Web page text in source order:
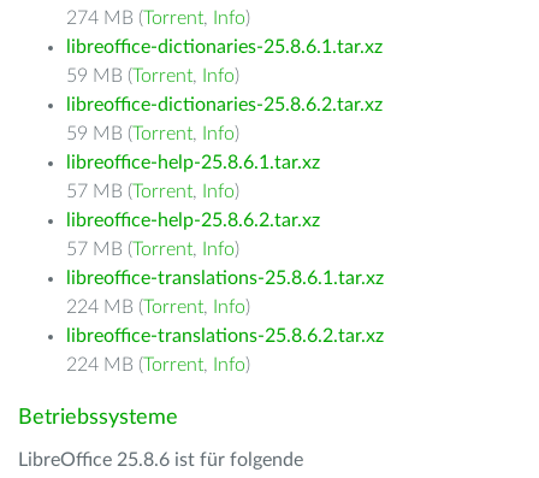
274 MB (Torrent, Info)
libreoffice-dictionaries-25.8.6.1.tar.xz
59 MB (Torrent, Info)
libreoffice-dictionaries-25.8.6.2.tar.xz
59 MB (Torrent, Info)
libreoffice-help-25.8.6.1.tar.xz
57 MB (Torrent, Info)
libreoffice-help-25.8.6.2.tar.xz
57 MB (Torrent, Info)
libreoffice-translations-25.8.6.1.tar.xz
224 MB (Torrent, Info)
libreoffice-translations-25.8.6.2.tar.xz
224 MB (Torrent, Info)
Betriebssysteme
LibreOffice 25.8.6 ist für folgende